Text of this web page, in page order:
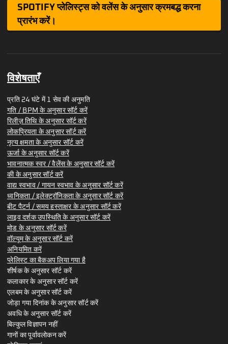
SPOTIFY प्लेलिस्ट्स को वलेंस के अनुसार क्रमबद्ध करना
प्रारंभ करें।
विशेषताएँ
प्रति 24 घंटे में 1 सेव की अनुमति
गति / BPM के अनुसार सॉर्ट करें
रिलीज़ तिथि के अनुसार सॉर्ट करें
लोकप्रियता के अनुसार सॉर्ट करें
नृत्य क्षमता के अनुसार सॉर्ट करें
ऊर्जा के अनुसार सॉर्ट करें
भावनात्मक स्वर / वैलेंस के अनुसार सॉर्ट करें
की के अनुसार सॉर्ट करें
वाद्य स्वभाव / गायन स्वभाव के अनुसार सॉर्ट करें
ध्वनिकता / इलेक्ट्रॉनिकता के अनुसार सॉर्ट करें
बीट पैटर्न / समय हस्ताक्षर के अनुसार सॉर्ट करें
लाइव दर्शक उपस्थिति के अनुसार सॉर्ट करें
मोड के अनुसार सॉर्ट करें
वॉल्यूम के अनुसार सॉर्ट करें
अनियमित करें
प्लेलिस्ट का बैकअप लिया गया है
शीर्षक के अनुसार सॉर्ट करें
कलाकार के अनुसार सॉर्ट करें
एलबम के अनुसार सॉर्ट करें
जोड़ा गया दिनांक के अनुसार सॉर्ट करें
अवधि के अनुसार सॉर्ट करें
बिल्कुल विज्ञापन नहीं
गानों का पूर्वावलोकन करें